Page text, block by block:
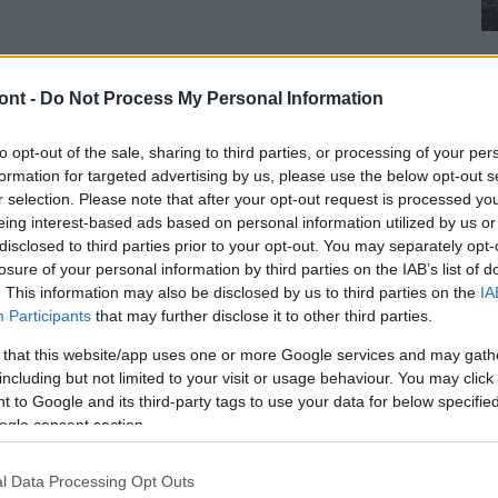
- Do Not Process My Personal Information
opt-out of the sale, sharing to third parties, or processing of your
for targeted advertising by us, please use the below opt-out
selection. Please note that after your opt-out request is processed
interest-based ads based on personal information utilized by us
to third parties prior to your opt-out. You may separately
of your personal information by third parties on the IAB’s list of
This information may also be disclosed by us to third parties on the
Participants that may further disclose it to other third parties.
that this website/app uses one or more Google services and may
but not limited to your visit or usage behaviour. You may
to Google and its third-party tags to use your data for below
consent section.
Data Processing Opt Outs
nevét viseli ezentúl.
Thuróczy Lajos, az MTSZ tiszteletbeli elnöke, a
részét a hazai természetjárásnak szentelte –
eseményre invitál mindenkit a Magyar
át a mátrai Galya-kilátót. Thuróczy Lajos, az MTSZ